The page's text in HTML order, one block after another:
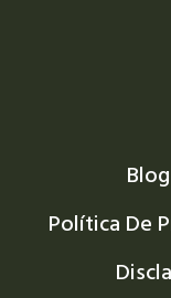
Blog
Política De